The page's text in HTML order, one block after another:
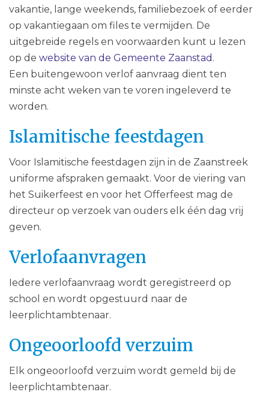
vakantie, lange weekends, familiebezoek of eerder
op vakantiegaan om files te vermijden. De
uitgebreide regels en voorwaarden kunt u lezen
op de website van de Gemeente Zaanstad .
Een buitengewoon verlof aanvraag dient ten
minste acht weken van te voren ingeleverd te
worden.
Islamitische feestdagen
Voor Islamitische feestdagen zijn in de Zaanstreek
uniforme afspraken gemaakt. Voor de viering van
het Suikerfeest en voor het Offerfeest mag de
directeur op verzoek van ouders elk één dag vrij
geven.
Verlofaanvragen
Iedere verlofaanvraag wordt geregistreerd op
school en wordt opgestuurd naar de
leerplichtambtenaar.
Ongeoorloofd verzuim
Elk ongeoorloofd verzuim wordt gemeld bij de
leerplichtambtenaar.